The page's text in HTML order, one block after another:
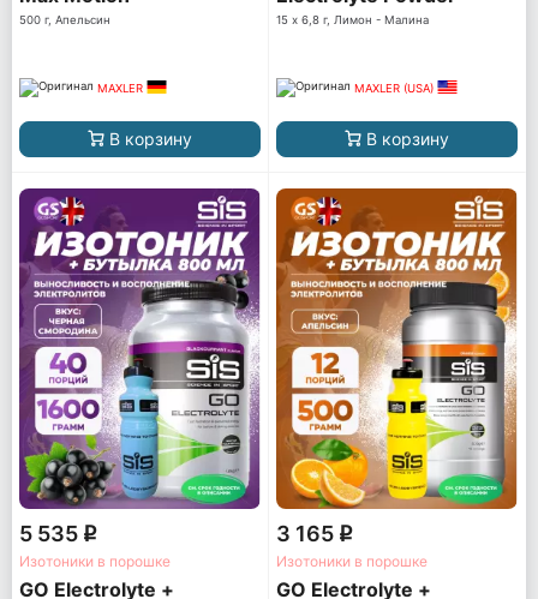
500 г, Апельсин
MAXLER
В корзину
15 х 6,8 г, Лимон - Малина
MAXLER (USA)
В корзину
5 535 q
Изотоники в порошке
GO Electrolyte +
3 165 q
Изотоники в порошке
GO Electrolyte +